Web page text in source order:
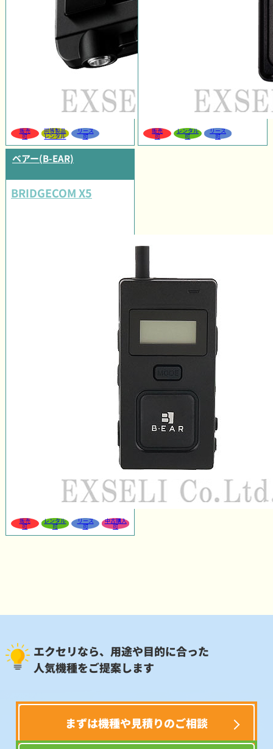
販売
可
同等製品
レンタル
リース
可
販売
可
レンタル
可
リース
可
ベアー(B-EAR)
BRIDGECOM X5
販売
可
レンタル
可
リース
可
中古購入
可
エクセリなら、用途や目的に合った
人気機種をご提案します
まずは機種や見積りのご相談